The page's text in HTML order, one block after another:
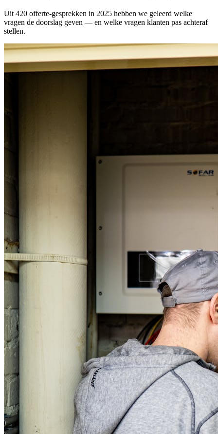
Uit 420 offerte-gesprekken in 2025 hebben we geleerd welke
vragen de doorslag geven — en welke vragen klanten pas achteraf
stellen.